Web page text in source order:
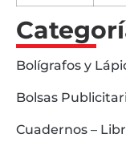
Bolígrafos y
Bolsas
Cuadernos –